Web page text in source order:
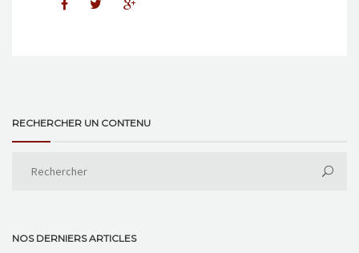
RECHERCHER UN CONTENU
NOS DERNIERS ARTICLES